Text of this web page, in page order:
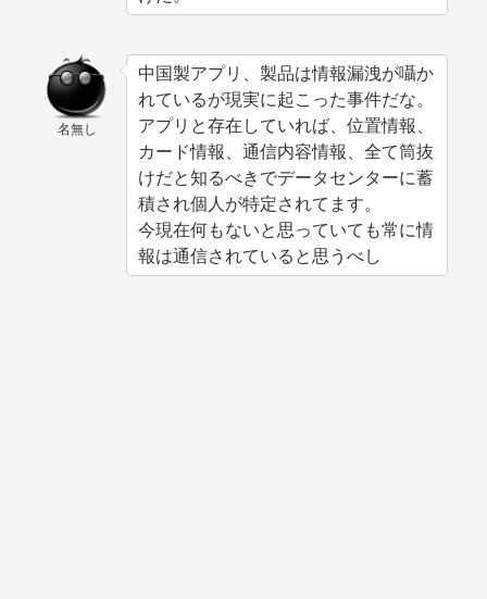
名無し
中国製アプリ、製品は情報漏洩が囁か
れているが現実に起こった事件だな。
アプリと存在していれば、位置情報、
カード情報、通信内容情報、全て筒抜
けだと知るべきでデータセンターに蓄
積され個人が特定されてます。
今現在何もないと思っていても常に情
報は通信されていると思うべし